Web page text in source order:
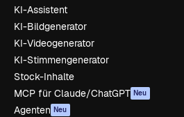
KI-Assistent
KI-Bildgenerator
KI-Videogenerator
KI-Stimmengenerator
Stock-Inhalte
MCP für Claude/ChatGPT Neu
Agenten Neu